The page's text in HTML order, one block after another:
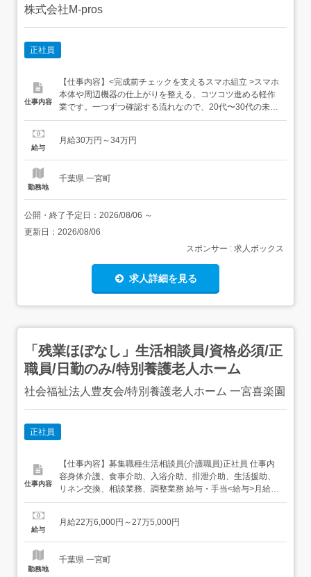
株式会社M-pros
正社員
仕事内容
【仕事内容】<完成前チェックを支えるスマホ組立 >スマホ
本体や周辺機器の仕上がりを整える、コツコツ進める軽作
業です。一つずつ確認する流れなので、20代〜30代の未経
験者も段階的に慣れていけます。<はじめやすい条件> 寮・
士での応募も相談OKひとりで新生活を始める不安も、事前
給与
月給30万円～34万円
勤務地
千葉県 一宮町
公開・終了予定日： 2026/08/06 ～
更新日： 2026/08/06
スポンサー : 求人ボックス
求人詳細を見る
「残業ほぼなし」生活相談員/資格必須/正
職員/日勤のみ/特別養護老人ホーム
社会福祉法人豊友会/特別養護老人ホーム 一宮喜楽園
正社員
仕事内容
【仕事内容】募集職種生活相談員(介護職員)正社員 仕事内
容身体介護、食事介助、入浴介助、排泄介助、生活援助、
リネン交換、相談業務、調整業務 給与・手当<給与>月給
226,000〜275,000円<給与の備考> その他固定残業代なし<
支給月額:30,000円地域手当:17,000円処遇改善手...
給与
月給22万6,000円～27万5,000円
勤務地
千葉県 一宮町